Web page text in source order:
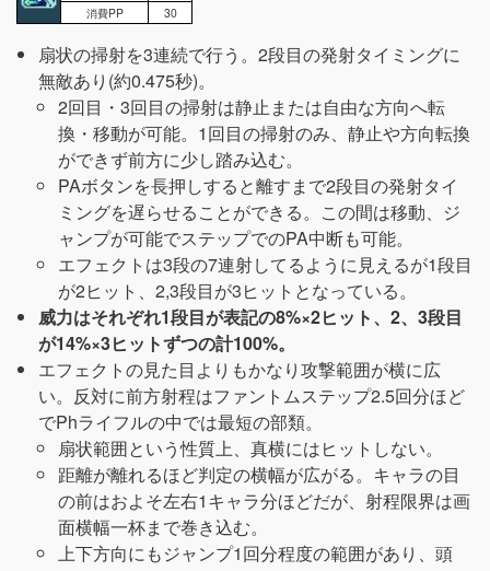
消費PP
30
扇状の掃射を3連続で行う。2段目の発射タイミングに
無敵あり(約0.475秒)。
2回目・3回目の掃射は静止または自由な方向へ転
換・移動が可能。1回目の掃射のみ、静止や方向転換
ができず前方に少し踏み込む。
PAボタンを長押しすると離すまで2段目の発射タイ
ミングを遅らせることができる。この間は移動、ジ
ャンプが可能でステップでのPA中断も可能。
エフェクトは3段の7連射してるように見えるが1段目
が2ヒット、2,3段目が3ヒットとなっている。
威力はそれぞれ1段目が表記の8%×2ヒット、2、3段目
が14%×3ヒットずつの計100%。
エフェクトの見た目よりもかなり攻撃範囲が横に広
い。反対に前方射程はファントムステップ2.5回分ほど
でPhライフルの中では最短の部類。
扇状範囲という性質上、真横にはヒットしない。
距離が離れるほど判定の横幅が広がる。キャラの目
の前はおよそ左右1キャラ分ほどだが、射程限界は画
面横幅一杯まで巻き込む。
上下方向にもジャンプ1回分程度の範囲があり、頭